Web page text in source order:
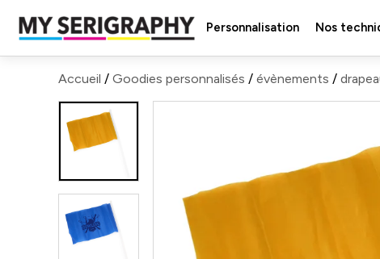
Personnalisation Nos
Accueil / Goodies personnalisés / évènements /